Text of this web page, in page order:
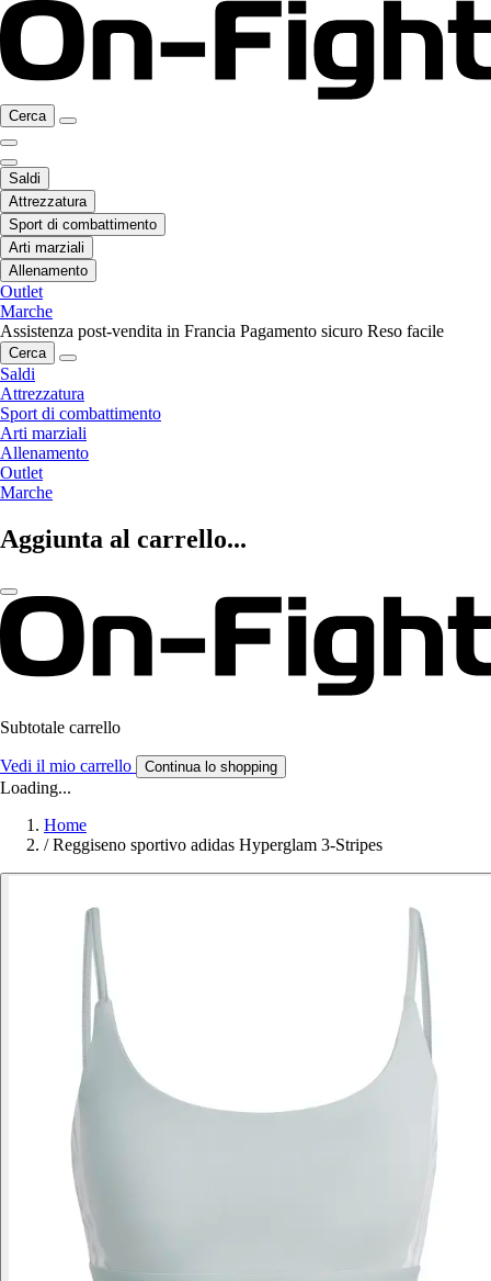
Cerca
Saldi
Attrezzatura
Sport di combattimento
Arti marziali
Allenamento
Outlet
Marche
Assistenza post-vendita in Francia Pagamento sicuro Reso facile
Cerca
Saldi
Attrezzatura
Sport di combattimento
Arti marziali
Allenamento
Outlet
Marche
Aggiunta al carrello...
Subtotale carrello
Vedi il mio carrello Continua lo shopping
Loading...
Home
/ Reggiseno sportivo adidas Hyperglam 3-Stripes